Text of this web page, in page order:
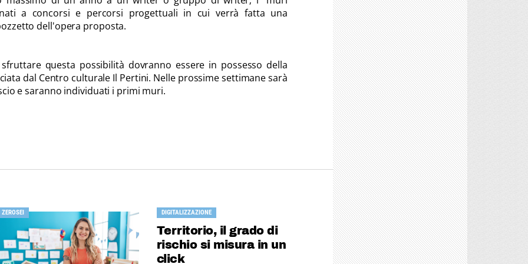
a concorsi e percorsi progettuali in cui verrà fatta una
dell'opera proposta.
questa possibilità dovranno essere in possesso della
dal Centro culturale Il Pertini. Nelle prossime settimane sarà
e saranno individuati i primi muri.
ZEROSEI DIGITALIZZAZIONE
Territorio, il grado di
rischio si misura in un
click